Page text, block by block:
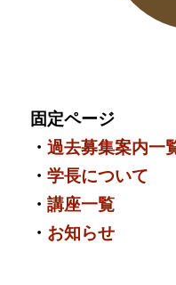
固定ページ
・過去募集案内一
・学長について
・講座一覧
・ お知らせ